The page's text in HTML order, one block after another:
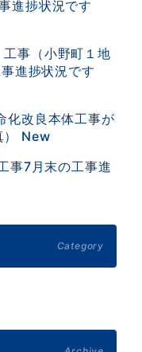
進捗状況です
事（小野町１地
進捗状況です
化改良本体工事が
New
事7月末の工事進
Category